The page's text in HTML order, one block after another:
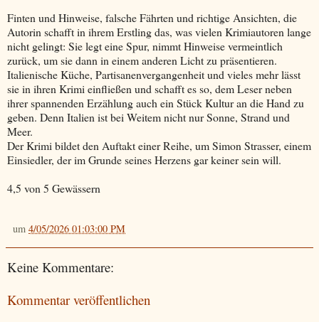
Finten und Hinweise, falsche Fährten und richtige Ansichten, die
Autorin schafft in ihrem Erstling das, was vielen Krimiautoren lange
nicht gelingt: Sie legt eine Spur, nimmt Hinweise vermeintlich
zurück, um sie dann in einem anderen Licht zu präsentieren.
Italienische Küche, Partisanenvergangenheit und vieles mehr lässt
sie in ihren Krimi einfließen und schafft es so, dem Leser neben
ihrer spannenden Erzählung auch ein Stück Kultur an die Hand zu
geben. Denn Italien ist bei Weitem nicht nur Sonne, Strand und
Meer.
Der Krimi bildet den Auftakt einer Reihe, um Simon Strasser, einem
Einsiedler, der im Grunde seines Herzens gar keiner sein will.
4,5 von 5 Gewässern
um 4/05/2026 01:03:00 PM
Keine Kommentare:
Kommentar veröffentlichen